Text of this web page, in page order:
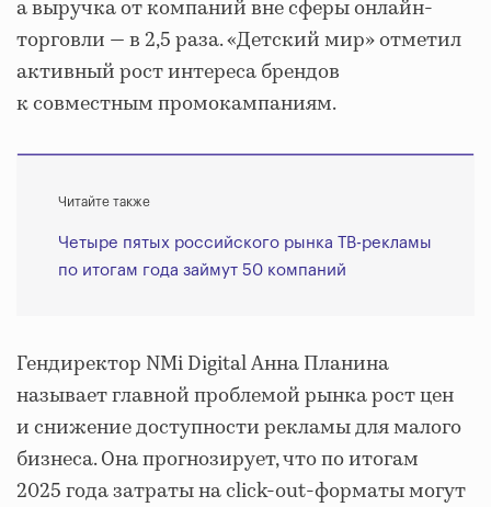
а выручка от компаний вне сферы онлайн-
торговли — в 2,5 раза. «Детский мир» отметил
активный рост интереса брендов
к совместным промокампаниям.
Читайте также
Четыре пятых российского рынка ТВ-рекламы
по итогам года займут 50 компаний
Гендиректор NMi Digital Анна Планина
называет главной проблемой рынка рост цен
и снижение доступности рекламы для малого
бизнеса. Она прогнозирует, что по итогам
2025 года затраты на click-out-форматы могут